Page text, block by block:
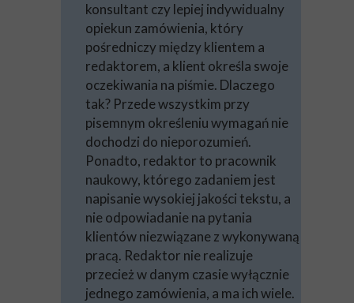
konsultant czy lepiej indywidualny
opiekun zamówienia, który
pośredniczy między klientem a
redaktorem, a klient określa swoje
oczekiwania na piśmie. Dlaczego
tak? Przede wszystkim przy
pisemnym określeniu wymagań nie
dochodzi do nieporozumień.
Ponadto, redaktor to pracownik
naukowy, którego zadaniem jest
napisanie wysokiej jakości tekstu, a
nie odpowiadanie na pytania
klientów niezwiązane z wykonywaną
pracą. Redaktor nie realizuje
przecież w danym czasie wyłącznie
jednego zamówienia, a ma ich wiele.